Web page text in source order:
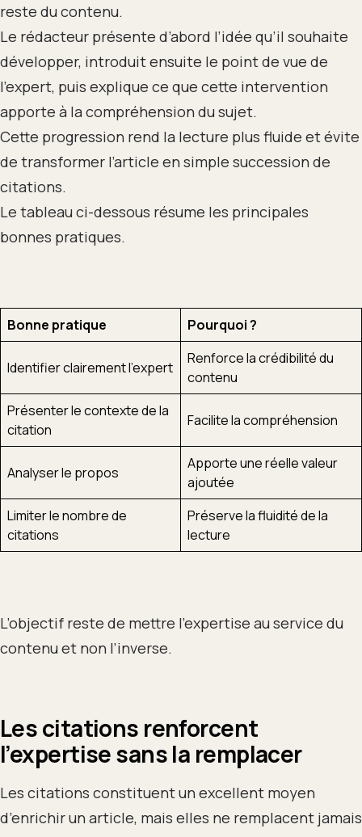
reste du contenu.
Le rédacteur présente d’abord l’idée qu’il souhaite
développer, introduit ensuite le point de vue de
l’expert, puis explique ce que cette intervention
apporte à la compréhension du sujet.
Cette progression rend la lecture plus fluide et évite
de transformer l’article en simple succession de
citations.
Le tableau ci-dessous résume les principales
bonnes pratiques.
Bonne pratique Pourquoi ?
Identifier clairement l’expert
Renforce la crédibilité du
contenu
Présenter le contexte de la
citation
Facilite la compréhension
Analyser le propos
Apporte une réelle valeur
ajoutée
Limiter le nombre de
citations
Préserve la fluidité de la
lecture
L’objectif reste de mettre l’expertise au service du
contenu et non l’inverse.
Les citations renforcent
l’expertise sans la remplacer
Les citations constituent un excellent moyen
d’enrichir un article, mais elles ne remplacent jamais